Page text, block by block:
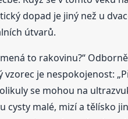
dopad je jiný než u
útvarů.
to rakovinu?“
je nespokojenost:
se mohou na
cysty malé, mizí a tělísko